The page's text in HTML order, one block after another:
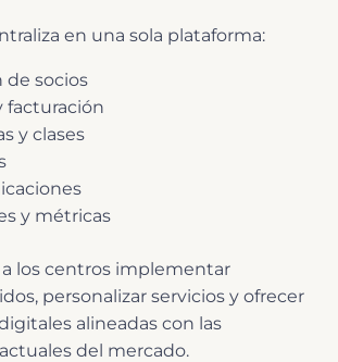
en una sola plataforma:
de socios
facturación
y clases
y métricas
los centros implementar
personalizar servicios y ofrecer
alineadas con las
del mercado.